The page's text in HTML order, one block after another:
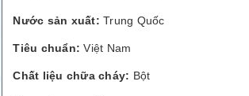
Nước sản xuất: Trung Quốc
Tiêu chuẩn: Việt Nam
Chất liệu chữa cháy: Bột